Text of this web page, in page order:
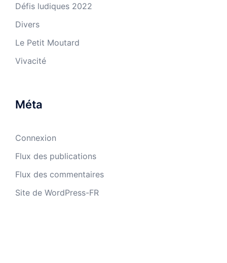
Défis ludiques 2022
Divers
Le Petit Moutard
Vivacité
Méta
Connexion
Flux des publications
Flux des commentaires
Site de WordPress-FR